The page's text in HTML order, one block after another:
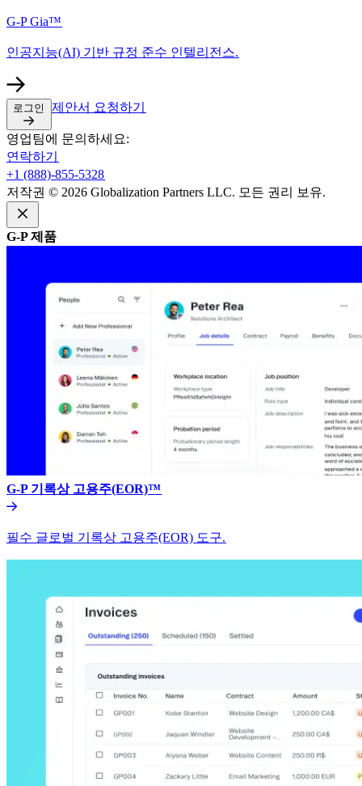
G-P Gia™​​
인공지능(AI) 기반 규정 준수 인텔리전스.​​
로그인​​ 제안서 요청하기​​
영업팀에 문의하세요:​​
연락하기​​
+1 (888)-855-5328​​
저작권 © 2026 Globalization Partners LLC. 모든 권리 보유.​​
G-P 제품​​
G-P 기록상 고용주(EOR)™​​
필수 글로벌 기록상 고용주(EOR) 도구.​​